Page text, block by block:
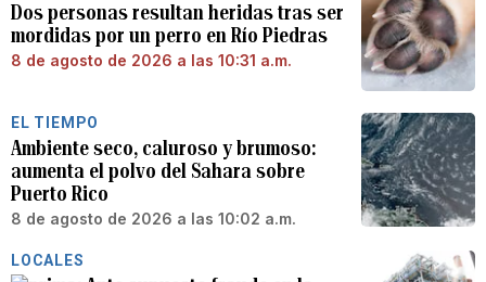
Dos personas resultan heridas tras ser
mordidas por un perro en Río Piedras
8 de agosto de 2026 a las 10:31 a.m.
EL TIEMPO
Ambiente seco, caluroso y brumoso:
aumenta el polvo del Sahara sobre
Puerto Rico
8 de agosto de 2026 a las 10:02 a.m.
LOCALES